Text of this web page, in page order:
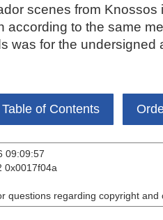
scenes from
according to the same
was for the
Table of Contents
09:09:57
0x0017f04a
questions regarding copyright